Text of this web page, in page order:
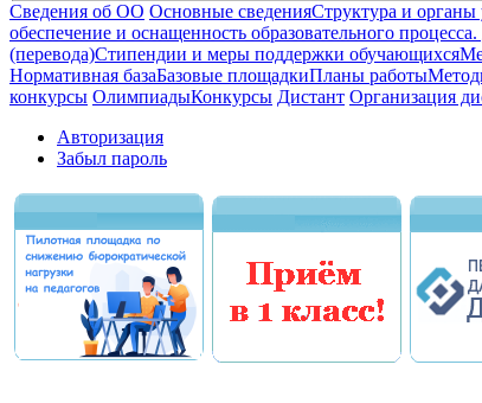
Сведения об ОО Основные сведенияСтруктура и органы
обеспечение и оснащенность образовательного
(перевода)Стипендии и меры поддержки обучающихся
Нормативная базаБазовые площадкиПланы работы
конкурсы ОлимпиадыКонкурсы Дистант Организация
Авторизация
Забыл пароль